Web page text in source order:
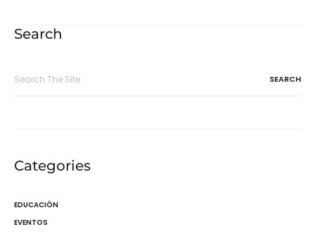
entradas
Search
Categories
EDUCACIÓN
EVENTOS